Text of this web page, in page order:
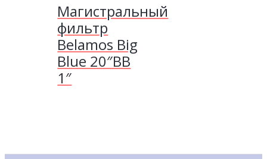
Магистральный
фильтр
Belamos Big
Blue 20″BB
1″